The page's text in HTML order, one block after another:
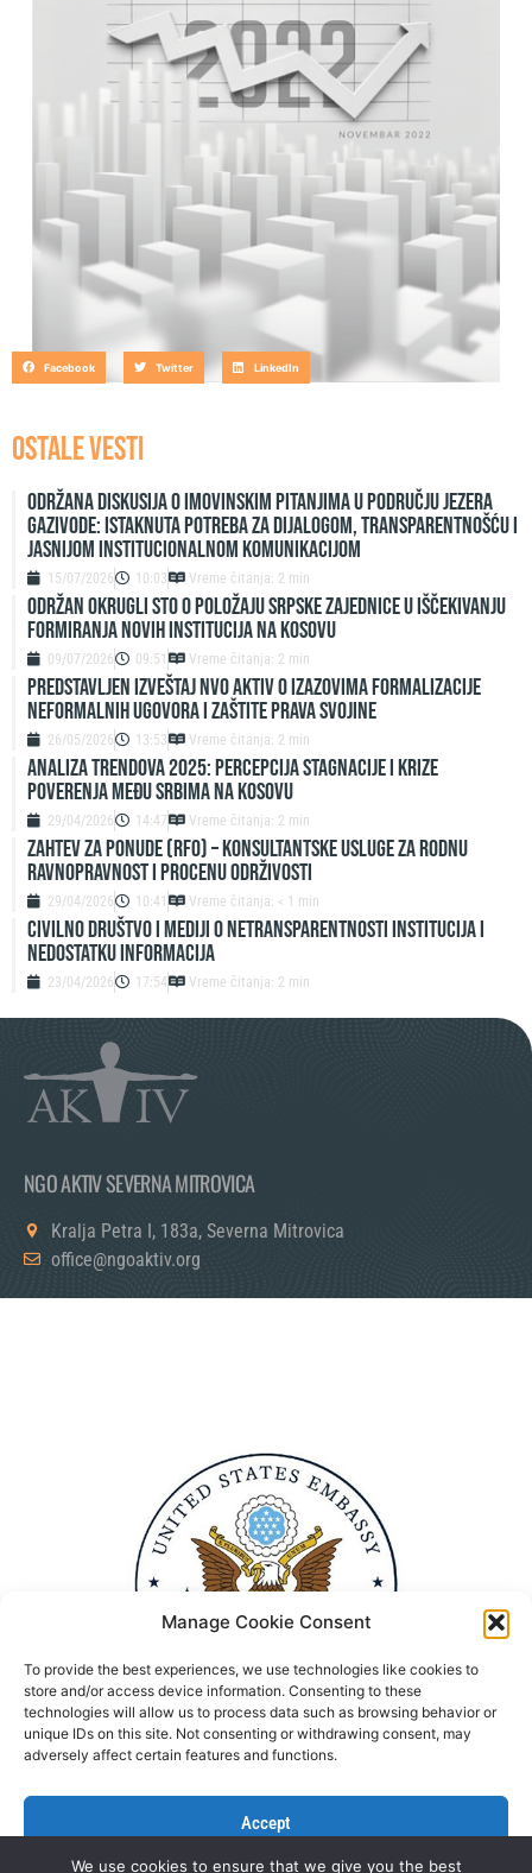
Manage Cookie Consent
To provide the best experiences, we use technologies like cookies to
store and/or access device information. Consenting to these
technologies will allow us to process data such as browsing behavior or
unique IDs on this site. Not consenting or withdrawing consent, may
adversely affect certain features and functions.
Accept
Facebook Twitter LinkedIn
OSTALE VESTI
Održana diskusija o imovinskim pitanjima u području jezera
Gazivode: Istaknuta potreba za dijalogom, transparentnošću i
jasnijom institucionalnom komunikacijom
15/07/2026 10:03 Vreme čitanja: 2 min
ODRŽAN OKRUGLI STO O POLOŽAJU SRPSKE ZAJEDNICE U IŠČEKIVANJU
FORMIRANJA NOVIH INSTITUCIJA NA KOSOVU
09/07/2026 09:51 Vreme čitanja: 2 min
Predstavljen izveštaj NVO Aktiv o izazovima formalizacije
neformalnih ugovora i zaštite prava svojine
26/05/2026 13:53 Vreme čitanja: 2 min
ANALIZA TRENDOVA 2025: PERCEPCIJA STAGNACIJE I KRIZE
POVERENJA MEĐU SRBIMA NA KOSOVU
29/04/2026 14:47 Vreme čitanja: 2 min
ZAHTEV ZA PONUDE (RFO) – Konsultantske usluge za rodnu
ravnopravnost i procenu održivosti
29/04/2026 10:41 Vreme čitanja: < 1 min
Civilno društvo i mediji o netransparentnosti institucija i
nedostatku informacija
23/04/2026 17:54 Vreme čitanja: 2 min
NGO AKTIV SEVERNA MITROVICA
Kralja Petra I, 183a, Severna Mitrovica
office@ngoaktiv.org
We use cookies to ensure that we give you the best